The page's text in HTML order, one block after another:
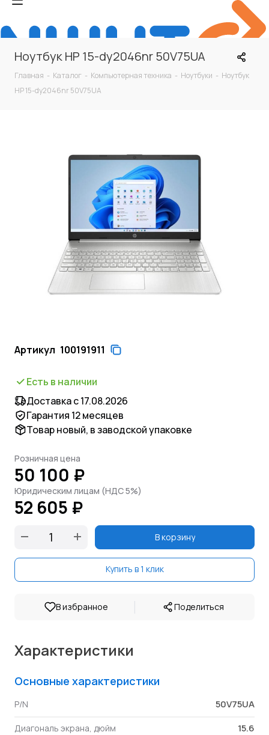
Ноутбук HP 15-dy2046nr 50V75UA
Главная - Каталог - Компьютерная техника - Ноутбуки - Ноутбук
HP 15-dy2046nr 50V75UA
Артикул 100191911
Есть в наличии
Доставка с 17.08.2026
Гарантия 12 месяцев
Товар новый, в заводской упаковке
Розничная цена
50 100 ₽
Юридическим лицам (НДС 5%)
52 605 ₽
В корзину
Купить в 1 клик
В избранное | Поделиться
Характеристики
Основные характеристики
P/N 50V75UA
Диагональ экрана, дюйм 15.6